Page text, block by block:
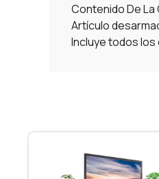
Contenido De La
Artículo
Incluye todos